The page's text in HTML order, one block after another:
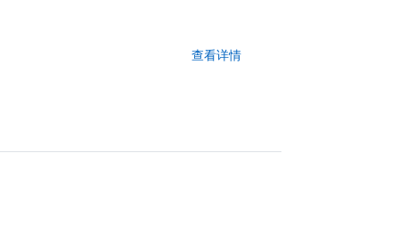
查看详情